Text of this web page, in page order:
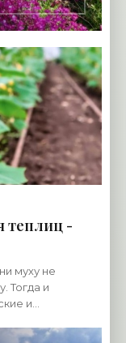
теплиц -
муху не
Тогда и
и